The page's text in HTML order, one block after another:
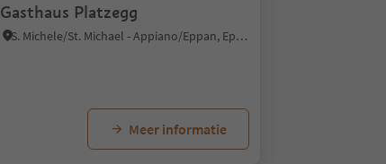
Gasthaus Platzegg
S. Michele/St. Michael - Appiano/Eppan, Eppan an der Weinstaße/Appiano sulla Strada del Vino, Alto Adige Wine Road
Meer informatie